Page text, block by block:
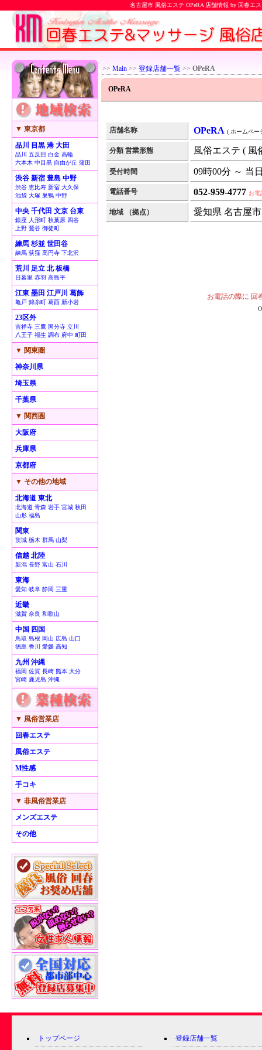
名古屋市 風俗エステ OPeRA 店舗情報 by 回春エ
▼ 東京都
品川 目黒 港 大田
品川 五反田 白金 高輪
六本木 中目黒 自由が丘 蒲田
渋谷 新宿 豊島 中野
渋谷 恵比寿 新宿 大久保
池袋 大塚 巣鴨 中野
中央 千代田 文京 台東
銀座 人形町 秋葉原 四谷
上野 鶯谷 御徒町
練馬 杉並 世田谷
練馬 荻窪 高円寺 下北沢
荒川 足立 北 板橋
日暮里 赤羽 高島平
江東 墨田 江戸川 葛飾
亀戸 錦糸町 葛西 新小岩
23区外
吉祥寺 三鷹 国分寺 立川
八王子 福生 調布 府中 町田
▼ 関東圏
神奈川県
埼玉県
千葉県
▼ 関西圏
大阪府
兵庫県
京都府
▼ その他の地域
北海道 東北
北海道 青森 岩手 宮城 秋田
山形 福島
関東
茨城 栃木 群馬 山梨
信越 北陸
新潟 長野 富山 石川
東海
愛知 岐阜 静岡 三重
近畿
滋賀 奈良 和歌山
中国 四国
鳥取 島根 岡山 広島 山口
徳島 香川 愛媛 高知
九州 沖縄
福岡 佐賀 長崎 熊本 大分
宮崎 鹿児島 沖縄
▼ 風俗営業店
回春エステ
風俗エステ
M性感
手コキ
▼ 非風俗営業店
メンズエステ
その他
>> Main >> 登録店舗一覧 >> OPeRA
OPeRA
店舗名称 OPeRA ( ホームペー
分類 営業形態 風俗エステ ( 風
受付時間 09時00分 ～ 当
電話番号 052-959-4777 お電
地域 （拠点） 愛知県 名古屋市
お電話の際に 回
トップページ 登録店舗一覧